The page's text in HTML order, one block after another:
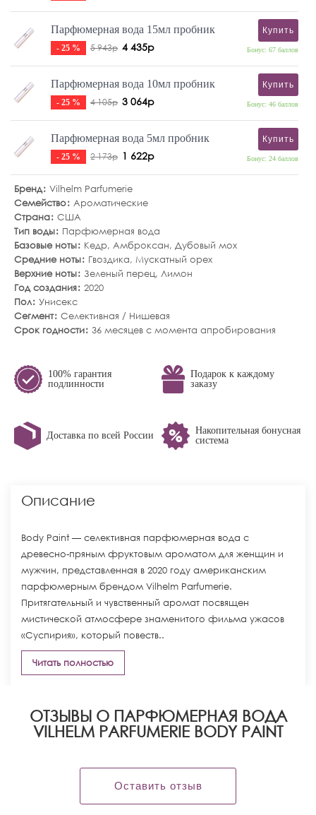
Парфюмерная вода 15мл пробник
- 25 % 5 943р 4 435р
Купить
Бонус: 67 баллов
Парфюмерная вода 10мл пробник
- 25 % 4 105р 3 064р
Купить
Бонус: 46 баллов
Парфюмерная вода 5мл пробник
- 25 % 2 173р 1 622р
Купить
Бонус: 24 баллов
Бренд Vilhelm Parfumerie
Семейство Ароматические
Страна США
Тип воды
Парфюмерная вода
Базовые ноты
Кедр, Амброксан, Дубовый мох
Средние ноты
Гвоздика, Мускатный орех
Верхние ноты
Зеленый перец, Лимон
Год создания 2020
Пол Унисекс
Сегмент Селективная / Нишевая
Срок годности 36 месяцев с момента апробирования
100% гарантия
подлинности
Подарок к каждому
заказу
Доставка по всей России
Накопительная бонусная
система
Описание
Body Paint — селективная парфюмерная вода с
древесно-пряным фруктовым ароматом для женщин и
мужчин, представленная в 2020 году американским
парфюмерным брендом Vilhelm Parfumerie.
Притягательный и чувственный аромат посвящен
мистической атмосфере знаменитого фильма ужасов
«Суспирия», который повеств..
Читать полностью
ОТЗЫВЫ О ПАРФЮМЕРНАЯ ВОДА
VILHELM PARFUMERIE BODY PAINT
Оставить отзыв